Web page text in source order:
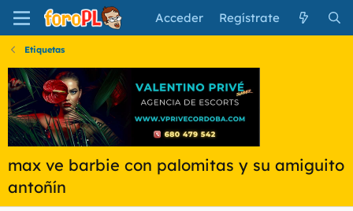
Acceder Regístrate
Etiquetas
max ve barbie con palomitas y su amiguito
antoñín